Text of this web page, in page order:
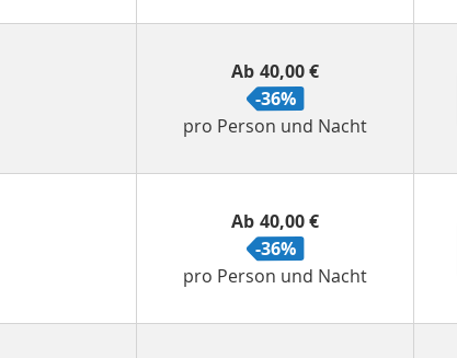
Ab 40,00 €
-36%
pro Person und Nacht
Ab 40,00 €
-36%
pro Person und Nacht